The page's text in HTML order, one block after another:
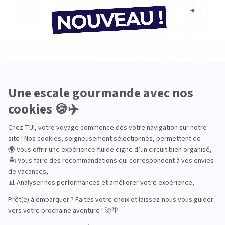
Agence de voyage TUI STORE Marc-En-Baroeul
Fermé.Ouvre demain à 09:30
Agence de voyage TUI STORE Tourcoing
Fermé.Ouvre demain à 10:00
13 Rue du Général Leclerc 59200 Tourcoing
Plus d'infos
Pourquoi choisir TUI ?
TUI, acteur du
tourisme durable
Des hôtels choisis
avec soin